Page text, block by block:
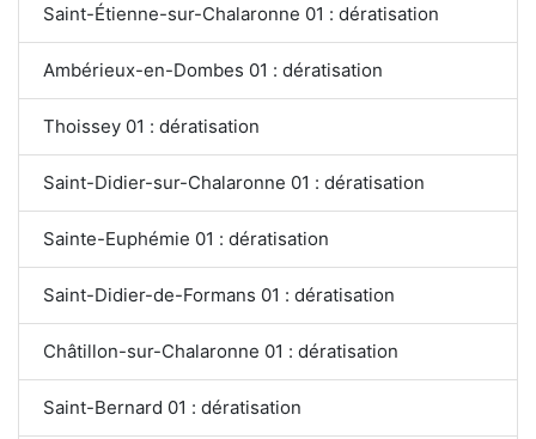
Saint-Étienne-sur-Chalaronne 01 : dératisation
Ambérieux-en-Dombes 01 : dératisation
Thoissey 01 : dératisation
Saint-Didier-sur-Chalaronne 01 : dératisation
Sainte-Euphémie 01 : dératisation
Saint-Didier-de-Formans 01 : dératisation
Châtillon-sur-Chalaronne 01 : dératisation
Saint-Bernard 01 : dératisation